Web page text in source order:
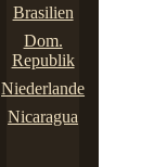
Brasilien
Dom.
Republik
Niederlande
Nicaragua